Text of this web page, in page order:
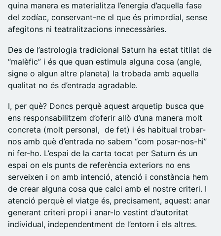
quina manera es materialitza l’energia d’aquella fase
del zodíac, conservant-ne el que és primordial, sense
afegitons ni teatralitzacions innecessàries.
​Des de l’astrologia tradicional Saturn ha estat titllat de
“malèfic” i és que quan estimula alguna cosa (angle,
signe o algun altre planeta) la trobada amb aquella
qualitat no és d’entrada agradable.
​I, per què? Doncs perquè aquest arquetip busca que
ens responsabilitzem d’oferir allò d’una manera molt
concreta (molt personal, de fet) i és habitual trobar-
nos amb què d’entrada no sabem “com posar-nos-hi”
ni fer-ho. L’espai de la carta tocat per Saturn és un
espai on els punts de referència exteriors no ens
serveixen i on amb intenció, atenció i constància hem
de crear alguna cosa que calci amb el nostre criteri. I
atenció perquè el viatge és, precisament, aquest: anar
generant criteri propi i anar-lo vestint d’autoritat
individual, independentment de l’entorn i els altres.